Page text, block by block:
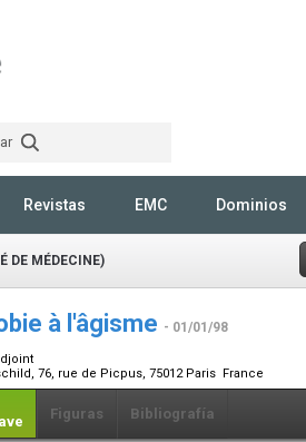
Revistas EMC Dominios
DE MÉDECINE)
à l'âgisme - 01/01/98
76, rue de Picpus, 75012 Paris France
Figuras Bibliografía